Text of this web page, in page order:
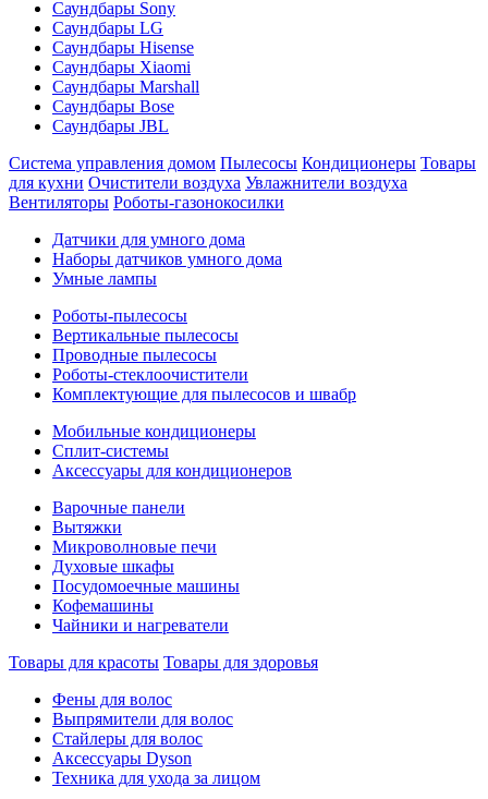
Саундбары Sony
Саундбары LG
Саундбары Hisense
Саундбары Xiaomi
Саундбары Marshall
Саундбары Bose
Саундбары JBL
Система управления домом Пылесосы Кондиционеры Товары
для кухни Очистители воздуха Увлажнители воздуха
Вентиляторы Роботы-газонокосилки
Датчики для умного дома
Наборы датчиков умного дома
Умные лампы
Роботы-пылесосы
Вертикальные пылесосы
Проводные пылесосы
Роботы-стеклоочистители
Комплектующие для пылесосов и швабр
Мобильные кондиционеры
Сплит-системы
Аксессуары для кондиционеров
Варочные панели
Вытяжки
Микроволновые печи
Духовые шкафы
Посудомоечные машины
Кофемашины
Чайники и нагреватели
Товары для красоты Товары для здоровья
Фены для волос
Выпрямители для волос
Стайлеры для волос
Аксессуары Dyson
Техника для ухода за лицом